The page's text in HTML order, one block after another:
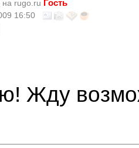
на rugo.ru Гость
16:50
Жду